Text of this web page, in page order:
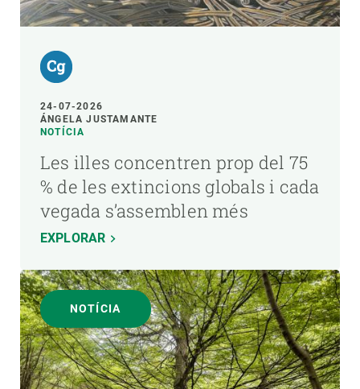
24-07-2026
ÁNGELA JUSTAMANTE
NOTÍCIA
Les illes concentren prop del 75
% de les extincions globals i cada
vegada s’assemblen més
EXPLORAR
NOTÍCIA